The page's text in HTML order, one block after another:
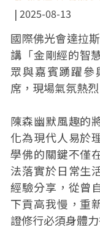
2025-08-13
國際佛光會達拉
講「金剛經的智
眾與嘉賓踴躍參
席，現場氣氛熱烈
陳森幽默風趣的
化為現代人易於
學佛的關鍵不僅
法落實於日常生
經驗分享，從曾
下貢高我慢，重
證修行必須身體